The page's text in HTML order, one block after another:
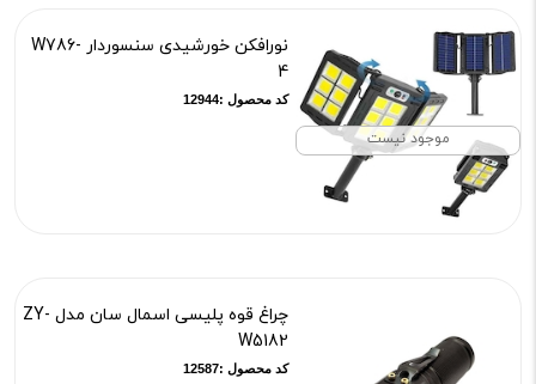
موجود نیست
نورافکن خورشیدی سنسوردار W786-
4
کد محصول :12944
چراغ قوه پلیسی اسمال سان مدل ZY-
W5182
کد محصول :12587